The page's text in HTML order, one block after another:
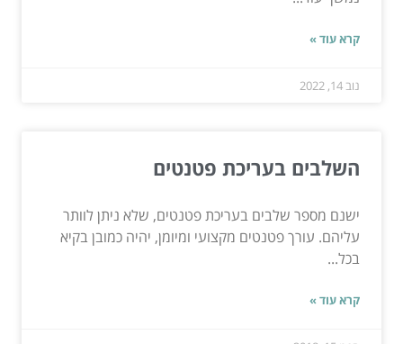
קרא עוד »
נוב 14, 2022
השלבים בעריכת פטנטים
ישנם מספר שלבים בעריכת פטנטים, שלא ניתן לוותר
עליהם. עורך פטנטים מקצועי ומיומן, יהיה כמובן בקיא
בכל...
קרא עוד »